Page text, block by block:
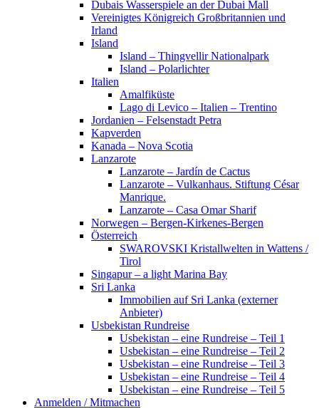
Dubais Wasserspiele an der Dubai Mall
Vereinigtes Königreich Großbritannien und
Irland
Island
Island – Thingvellir Nationalpark
Island – Polarlichter
Italien
Amalfiküste
Lago di Levico – Italien – Trentino
Jordanien – Felsenstadt Petra
Kapverden
Kanada – Nova Scotia
Lanzarote
Lanzarote – Jardín de Cactus
Lanzarote – Vulkanhaus. Stiftung César
Manrique.
Lanzarote – Casa Omar Sharif
Norwegen – Bergen-Kirkenes-Bergen
Österreich
SWAROVSKI Kristallwelten in Wattens /
Tirol
Singapur – a light Marina Bay
Sri Lanka
Immobilien auf Sri Lanka (externer
Anbieter)
Usbekistan Rundreise
Usbekistan – eine Rundreise – Teil 1
Usbekistan – eine Rundreise – Teil 2
Usbekistan – eine Rundreise – Teil 3
Usbekistan – eine Rundreise – Teil 4
Usbekistan – eine Rundreise – Teil 5
Anmelden / Mitmachen